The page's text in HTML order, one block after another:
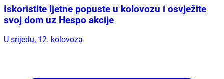
Iskoristite ljetne popuste u kolovozu i osvježite
svoj dom uz Hespo akcije
U srijedu, 12. kolovoza